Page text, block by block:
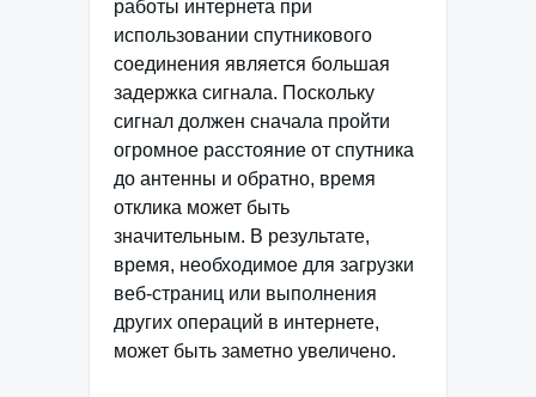
работы интернета при
использовании спутникового
соединения является большая
задержка сигнала. Поскольку
сигнал должен сначала пройти
огромное расстояние от спутника
до антенны и обратно, время
отклика может быть
значительным. В результате,
время, необходимое для загрузки
веб-страниц или выполнения
других операций в интернете,
может быть заметно увеличено.